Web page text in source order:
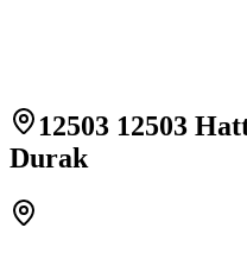
12503 12503
Durak